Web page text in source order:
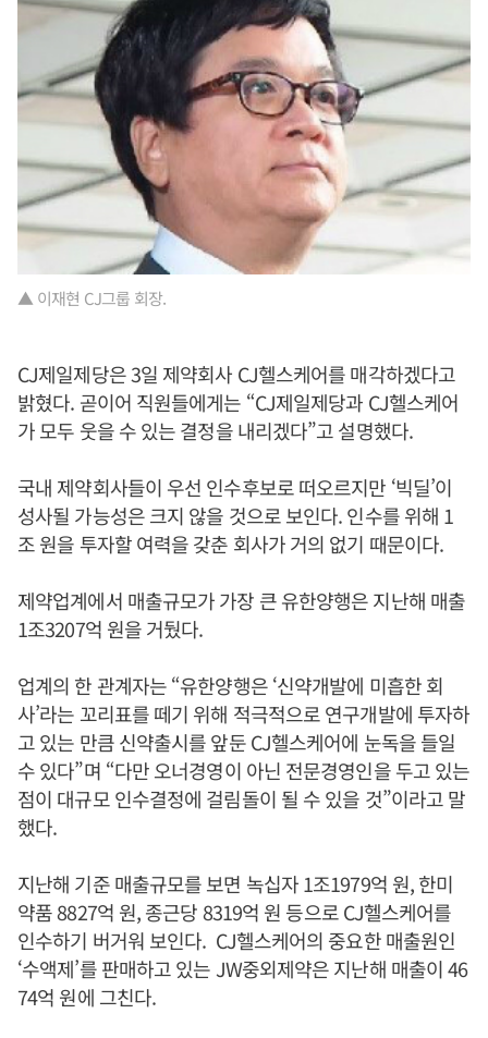
▲ 이재현 CJ그룹 회장.
CJ제일제당은 3일 제약회사 CJ헬스케어를 매각하겠다고
밝혔다. 곧이어 직원들에게는 “CJ제일제당과 CJ헬스케어
가 모두 웃을 수 있는 결정을 내리겠다”고 설명했다.
국내 제약회사들이 우선 인수후보로 떠오르지만 ‘빅딜’이
성사될 가능성은 크지 않을 것으로 보인다. 인수를 위해 1
조 원을 투자할 여력을 갖춘 회사가 거의 없기 때문이다.
제약업계에서 매출규모가 가장 큰 유한양행은 지난해 매출
1조3207억 원을 거뒀다.
업계의 한 관계자는 “유한양행은 ‘신약개발에 미흡한 회
사’라는 꼬리표를 떼기 위해 적극적으로 연구개발에 투자하
고 있는 만큼 신약출시를 앞둔 CJ헬스케어에 눈독을 들일
수 있다”며 “다만 오너경영이 아닌 전문경영인을 두고 있는
점이 대규모 인수결정에 걸림돌이 될 수 있을 것”이라고 말
했다.
지난해 기준 매출규모를 보면 녹십자 1조1979억 원, 한미
약품 8827억 원, 종근당 8319억 원 등으로 CJ헬스케어를
인수하기 버거워 보인다. CJ헬스케어의 중요한 매출원인
‘수액제’를 판매하고 있는 JW중외제약은 지난해 매출이 46
74억 원에 그친다.